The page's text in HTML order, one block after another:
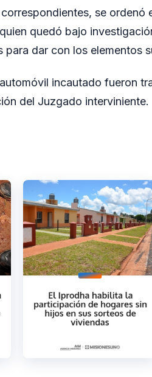
se ordenó
quedó bajo
para dar con los elementos
incautado fueron
del Juzgado interviniente.